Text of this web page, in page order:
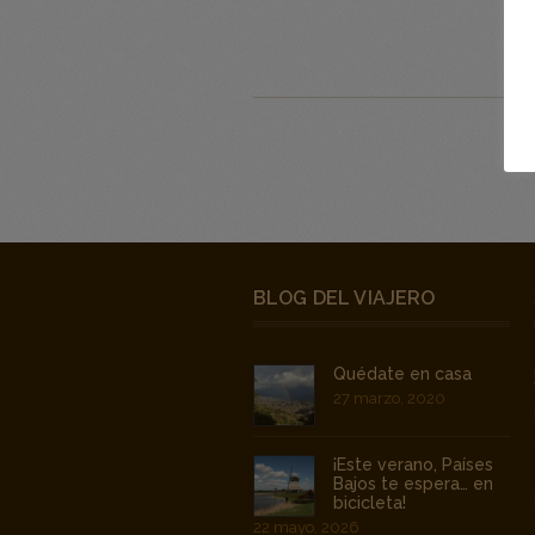
BLOG DEL VIAJERO
Quédate en casa
27 marzo, 2020
¡Este verano, Países
Bajos te espera… en
bicicleta!
22 mayo, 2026